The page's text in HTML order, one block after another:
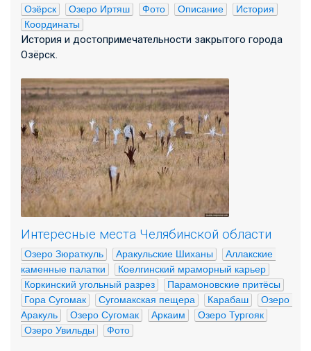
Озёрск Озеро Иртяш Фото Описание
История
Координаты
История и достопримечательности закрытого города
Озёрск.
Интересные места Челябинской области
Озеро Зюраткуль Аракульские Шиханы
Аллакские
каменные палатки
Коелгинский мраморный карьер
Коркинский угольный разрез
Парамоновские притёсы
Гора Сугомак
Сугомакская пещера Карабаш
Озеро
Аракуль
Озеро Сугомак Аркаим
Озеро Тургояк
Озеро Увильды
Фото